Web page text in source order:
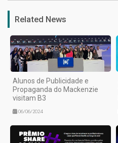
Related News
Alunos de Publicidade e
Propaganda do Mackenzie
visitam B3
06/06/2024